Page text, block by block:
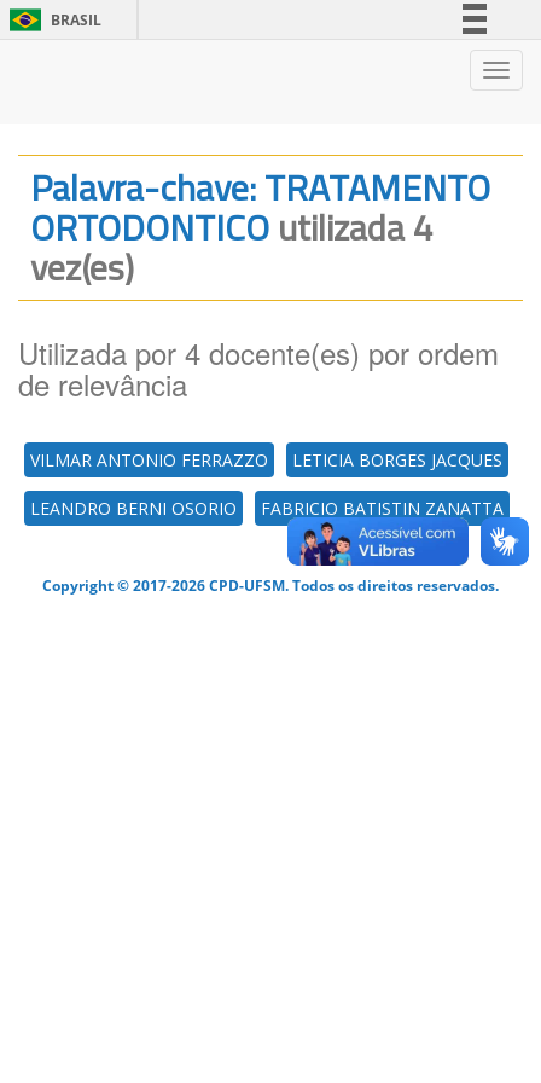
BRASIL
Legislação
Canais
Palavra-chave: TRATAMENTO
ORTODONTICOutilizada 4
vez(es)
Utilizada por 4 docente(es) por ordem
de relevância
VILMAR ANTONIO FERRAZZO LETICIA BORGES JACQUES
LEANDRO BERNI OSORIO FABRICIO BATISTIN ZANATTA
Copyright © 2017-2026 CPD-UFSM. Todos os direitos reservados.